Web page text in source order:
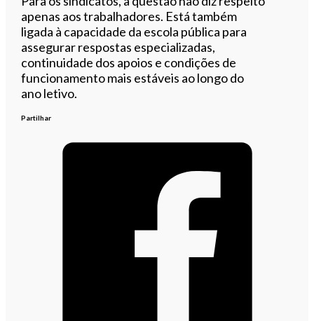
apenas aos trabalhadores. Está também
ligada à capacidade da escola pública para
assegurar respostas especializadas,
continuidade dos apoios e condições de
funcionamento mais estáveis ao longo do
ano letivo.
Partilhar